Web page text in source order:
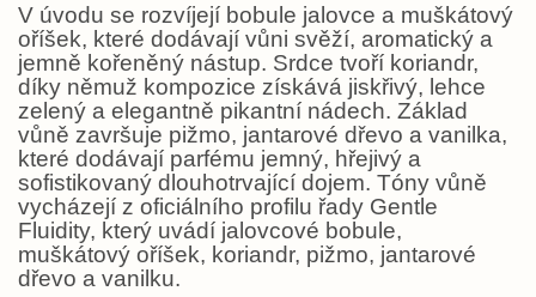
V úvodu se rozvíjejí bobule jalovce a muškátový
oříšek, které dodávají vůni svěží, aromatický a
jemně kořeněný nástup. Srdce tvoří koriandr,
díky němuž kompozice získává jiskřivý, lehce
zelený a elegantně pikantní nádech. Základ
vůně završuje pižmo, jantarové dřevo a vanilka,
které dodávají parfému jemný, hřejivý a
sofistikovaný dlouhotrvající dojem. Tóny vůně
vycházejí z oficiálního profilu řady Gentle
Fluidity, který uvádí jalovcové bobule,
muškátový oříšek, koriandr, pižmo, jantarové
dřevo a vanilku.